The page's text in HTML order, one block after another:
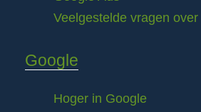
Veelgestelde vragen
Google
Hoger in Google